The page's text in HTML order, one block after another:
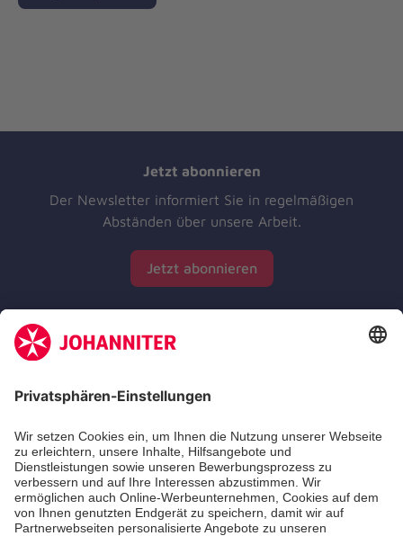
Jetzt abonnieren
Der Newsletter informiert Sie in regelmäßigen
Abständen über unsere Arbeit.
Jetzt abonnieren
Zertifizierung der Johanniter-Unfall-Hilfe e.V.
Die Johanniter GmbH führt das Spendenzertifikat
des Deutschen Spendenrats e.V.